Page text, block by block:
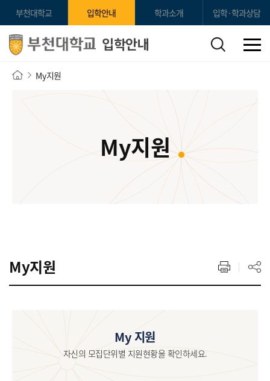
부천대학교 입학안내 학과소개 입학·학과상담
입학안내
My지원
My지원
My지원
My 지원
자신의 모집단위별 지원현황을 확인하세요.